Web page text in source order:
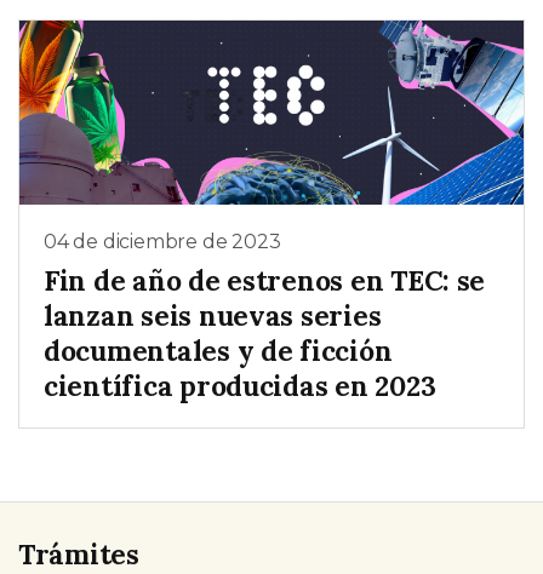
04 de diciembre de 2023
Fin de año de estrenos en TEC: se
lanzan seis nuevas series
documentales y de ficción
científica producidas en 2023
Trámites